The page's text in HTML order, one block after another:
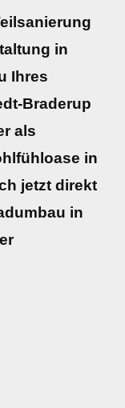
in
Ihres
Braderup
als
in
jetzt direkt
in